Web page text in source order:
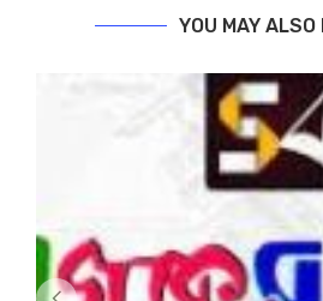
YOU MAY ALSO